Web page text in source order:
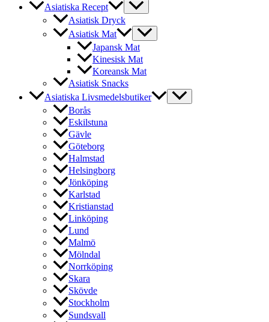
Asiatiska Recept
Asiatisk Dryck
Asiatisk Mat
Japansk Mat
Kinesisk Mat
Koreansk Mat
Asiatisk Snacks
Asiatiska Livsmedelsbutiker
Borås
Eskilstuna
Gävle
Göteborg
Halmstad
Helsingborg
Jönköping
Karlstad
Kristianstad
Linköping
Lund
Malmö
Mölndal
Norrköping
Skara
Skövde
Stockholm
Sundsvall